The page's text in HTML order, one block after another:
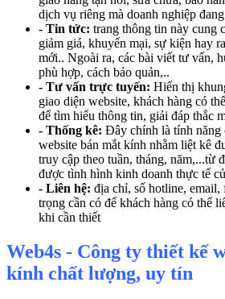
dịch vụ riêng mà doanh nghiệp
- Tin tức: trang thông tin này cung
giảm giá, khuyến mại, sự kiện hay
mới.. Ngoài ra, các bài viết tư vấn,
phù hợp, cách bảo quản,..
- Tư vấn trực tuyến: Hiển thị
giao diện website, khách hàng có
để tìm hiểu thông tin, giải đáp thắc
- Thống kê: Đây chính là tính năng
website bán mắt kính nhằm liệt kê
truy cập theo tuần, tháng, năm,...từ
được tình hình kinh doanh thực tế
- Liên hệ: địa chỉ, số hotline, email,
trọng cần có để khách hàng có thể
khi cần thiết
Web4s - Công ty thiết kế
kính chất lượng, uy tín